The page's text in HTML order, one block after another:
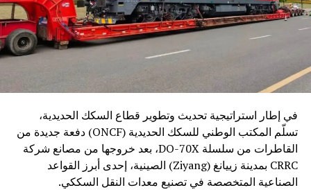
في إطار استراتيجية تحديث وتطوير قطاع السكك الحديدية،
تسلّم المكتب الوطني للسكك الحديدية (ONCF) دفعة جديدة من
القاطرات من سلسلة DO-70X، بعد خروجها من مصانع شركة
CRRC بمدينة زييانغ (Ziyang) الصينية، إحدى أبرز القواعد
الصناعية المتخصصة في تصنيع معدات النقل السككي.